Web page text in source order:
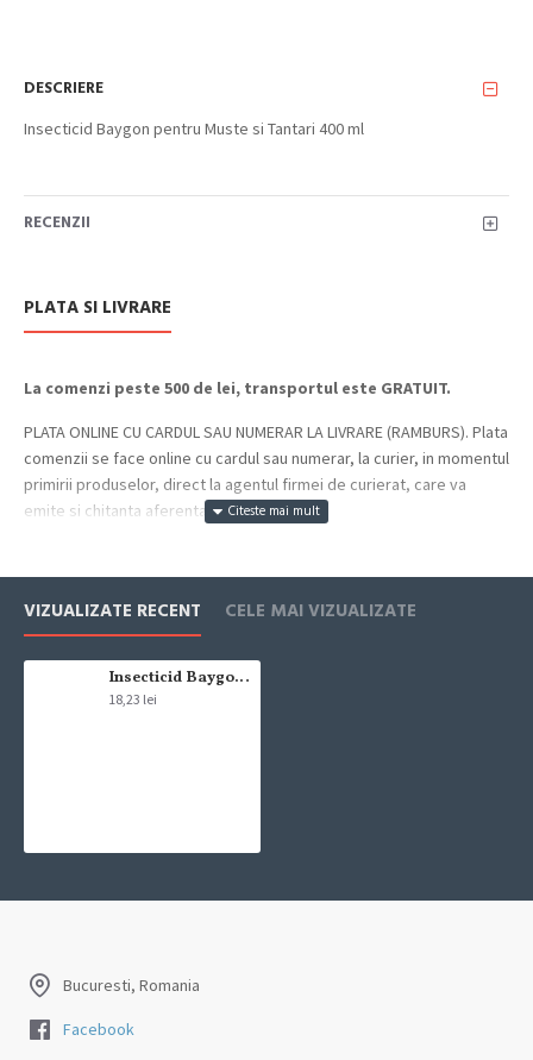
DESCRIERE
Insecticid Baygon pentru Muste si Tantari 400 ml
RECENZII
PLATA SI LIVRARE
La comenzi peste 500 de lei, transportul este GRATUIT.
PLATA ONLINE CU CARDUL SAU NUMERAR LA LIVRARE (RAMBURS). Plata
comenzii se face online cu cardul sau numerar, la curier, in momentul
primirii produselor, direct la agentul firmei de curierat, care va
emite si chitanta aferenta incasarii.
pana in ora 12:00 de luni pana vineri. In cazul in care comanda a fost
facuta dupa ora 12:00, sambata sau duminica ne angajam sa
termen aproximativ de livrare, in functie de urgenta ta
VIZUALIZATE RECENT CELE MAI VIZUALIZATE
Insecticid Baygon pentru Muste si Tantari 400 ml
18,23 lei
Bucuresti, Romania
Facebook